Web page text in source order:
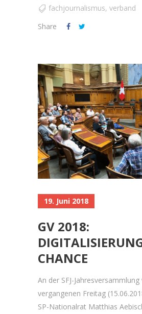
fachjournalismus, verband
Share
19. Juni 2018
GV 2018:
CHANCE
An der SFJ-
vergangenen Freitag
SP-Nationalrat Matthias